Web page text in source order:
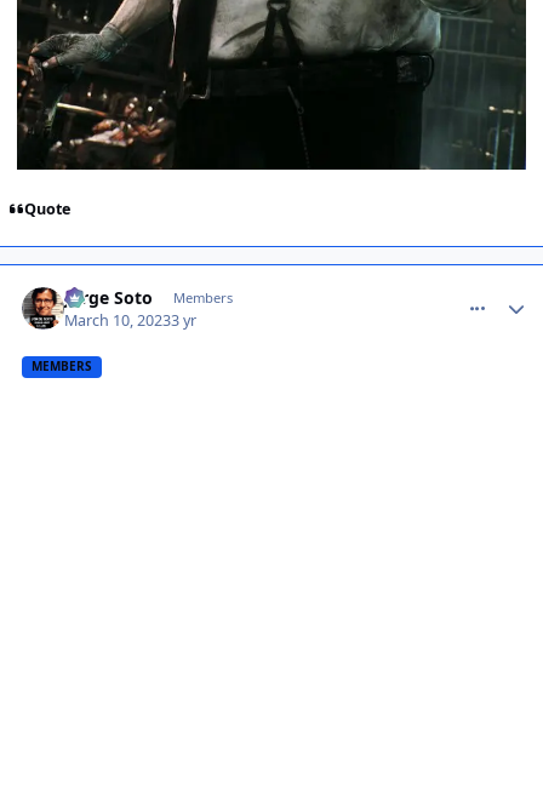
Quote
Jorge Soto Members
March 10, 20233 yr
MEMBERS